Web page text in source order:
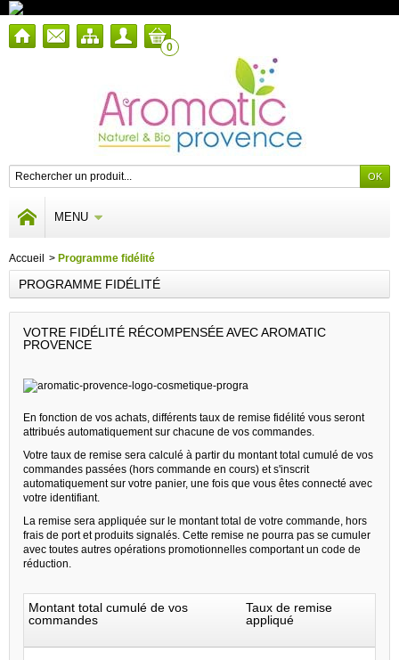
0
MENU
Accueil > Programme fidélité
PROGRAMME FIDÉLITÉ
VOTRE FIDÉLITÉ RÉCOMPENSÉE AVEC AROMATIC
PROVENCE
En fonction de vos achats, différents taux de remise fidélité vous seront
attribués automatiquement sur chacune de vos commandes.
Votre taux de remise sera calculé à partir du montant total cumulé de vos
commandes passées (hors commande en cours) et s'inscrit
automatiquement sur votre panier, une fois que vous êtes connecté avec
votre identifiant.
La remise sera appliquée sur le montant total de votre commande, hors
frais de port et produits signalés. Cette remise ne pourra pas se cumuler
avec toutes autres opérations promotionnelles comportant un code de
réduction.
Montant total cumulé de vos
commandes
Taux de remise
appliqué